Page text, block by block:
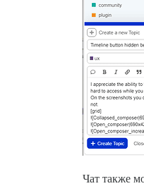
Чат также